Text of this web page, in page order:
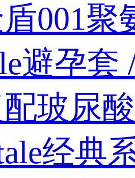
001聚
避孕套
玻尿
经典